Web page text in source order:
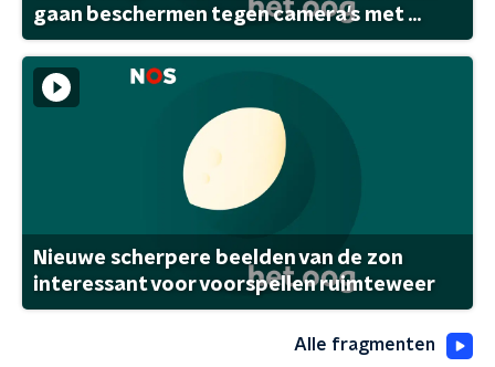
gaan beschermen tegen camera's met ...
Nieuwe scherpere beelden van de zon
interessant voor voorspellen ruimteweer
Alle fragmenten